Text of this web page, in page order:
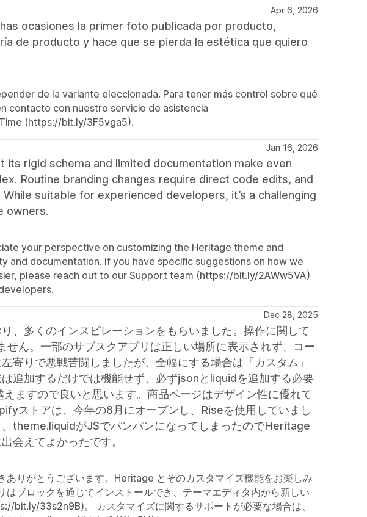
Apr 6, 2026
ocasiones la primer foto publicada por producto,
de producto y hace que se pierda la estética que quiero
de la variante eleccionada. Para tener más control sobre qué
contacto con nuestro servicio de asistencia
(https://bit.ly/3F5vga5).
Jan 16, 2026
rigid schema and limited documentation make even
Routine branding changes require direct code edits, and
suitable for experienced developers, it’s a challenging
owners.
your perspective on customizing the Heritage theme and
and documentation. If you have specific suggestions on how we
please reach out to our Support team (https://bit.ly/2AWw5VA)
Dec 28, 2025
、多くのインスピレーションをもらいました。操作に関して
ん。一部のサブスクアプリは正しい場所に表示されず、コー
寄りで悪戦苦闘しましたが、全幅にする場合は「カスタム」
追加するだけでは機能せず、必ずjsonとliquidを追加する必要
ますので良いと思います。商品ページはデザイン性に優れて
ストアは、今年の8月にオープンし、Riseを使用していまし
theme.liquidがJSでパンパンになってしまったのでHeritage
会えてよかったです。
ありがとうございます。Heritage とそのカスタマイズ機能をお楽しみ
ブロックを通じてインストールでき、テーマエディタ内から新しい
bit.ly/33s2n9B)。 カスタマイズに関するサポートが必要な場合は、